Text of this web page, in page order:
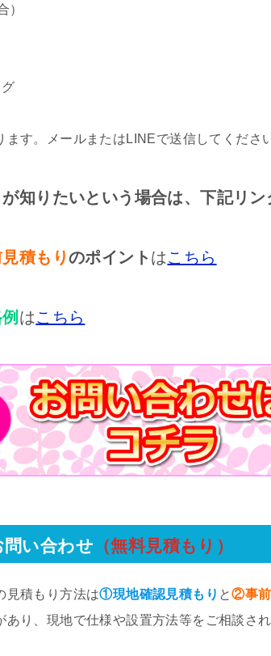
）
す。メールまたはLINEで送信してください
が知りたいという場合は、下記リン
積もりのポイント はこちら
はこちら
問い合わせ （無料見積もり）
見積もり方法は①現地確認見積もり と②事前
あり、現地で仕様や設置方法等をご相談さ